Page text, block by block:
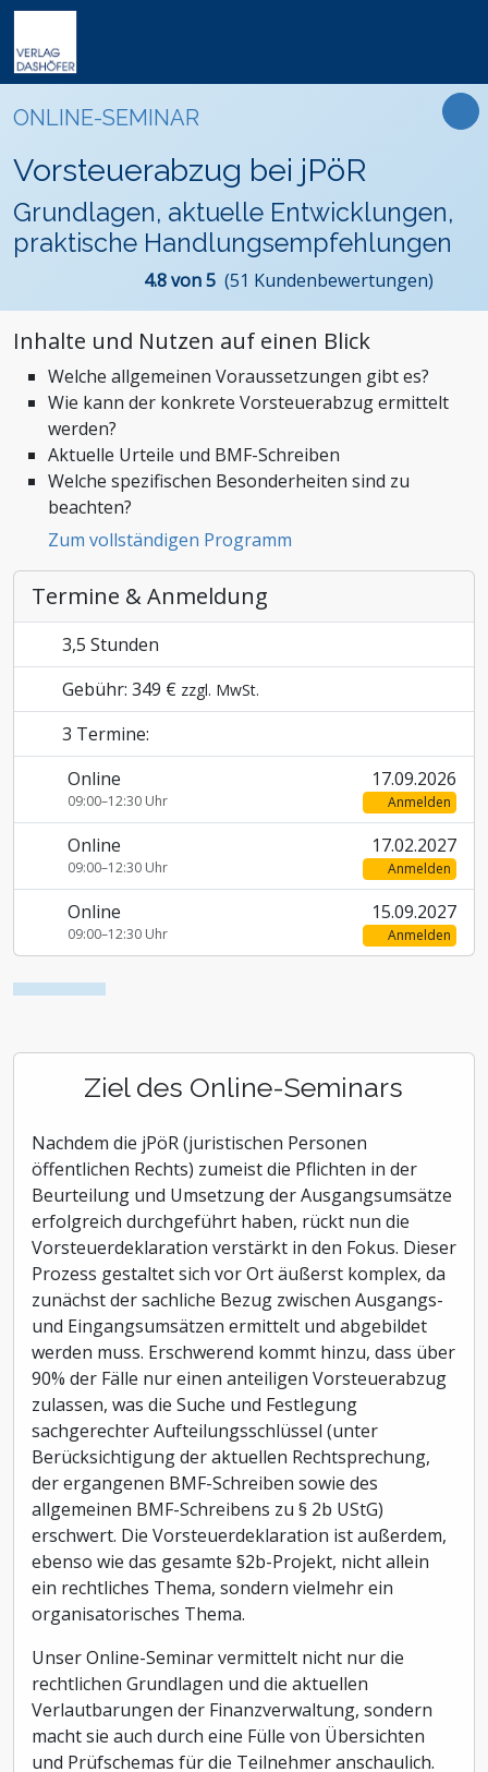
Online-Seminare
VideoCampus
Seminare
Tagungen
Inhouse
Fachbücher
Software
Wissensdatenbanken
Formulare
Arbeitsrecht
Bauwesen und Architektur
Betriebsrat und Arbeitnehmervertretung
Einkauf
Immobilien und Grundbesitz
Management und Unternehmensführung
Nachhaltigkeit
Personalmanagement und Entgeltabrechnung
Steuern, Finanzen und Controlling
Stiftungen und Non-Profit Organisationen
Zoll und Außenhandel
Newsletter
FAQ
Der Verlag
Das Team
Unsere Profis
Presse
Karriere
Online-Weiterbildung
Präsenz-Weiterbildung
Produkte
Themen
ONLINE-SEMINAR
Vorsteuerabzug bei jPöR
Grundlagen, aktuelle Entwicklungen,
praktische Handlungsempfehlungen
4.8 von 5 (51 Kundenbewertungen)
Inhalte und Nutzen auf einen Blick
Welche allgemeinen Voraussetzungen gibt es?
Wie kann der konkrete Vorsteuerabzug ermittelt
werden?
Aktuelle Urteile und BMF-Schreiben
Welche spezifischen Besonderheiten sind zu
beachten?
Zum vollständigen Programm
Termine & Anmeldung
3,5 Stunden
Gebühr: 349 € zzgl. MwSt.
3 Termine:
Online
09:00–12:30 Uhr
17.09.2026
Anmelden
Online
09:00–12:30 Uhr
17.02.2027
Anmelden
Online
09:00–12:30 Uhr
15.09.2027
Anmelden
Ziel des Online-Seminars
Nachdem die jPöR (juristischen Personen
öffentlichen Rechts) zumeist die Pflichten in der
Beurteilung und Umsetzung der Ausgangsumsätze
erfolgreich durchgeführt haben, rückt nun die
Vorsteuerdeklaration verstärkt in den Fokus. Dieser
Prozess gestaltet sich vor Ort äußerst komplex, da
zunächst der sachliche Bezug zwischen Ausgangs-
und Eingangsumsätzen ermittelt und abgebildet
werden muss. Erschwerend kommt hinzu, dass über
90% der Fälle nur einen anteiligen Vorsteuerabzug
zulassen, was die Suche und Festlegung
sachgerechter Aufteilungsschlüssel (unter
Berücksichtigung der aktuellen Rechtsprechung,
der ergangenen BMF-Schreiben sowie des
allgemeinen BMF-Schreibens zu § 2b UStG)
erschwert. Die Vorsteuerdeklaration ist außerdem,
ebenso wie das gesamte §2b-Projekt, nicht allein
ein rechtliches Thema, sondern vielmehr ein
organisatorisches Thema.
Unser Online-Seminar vermittelt nicht nur die
rechtlichen Grundlagen und die aktuellen
Verlautbarungen der Finanzverwaltung, sondern
macht sie auch durch eine Fülle von Übersichten
und Prüfschemas für die Teilnehmer anschaulich.